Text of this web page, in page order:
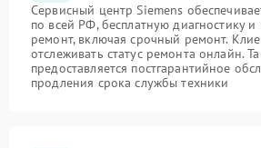
Сервисный центр Siemens
по всей РФ, бесплатную диагностику и
ремонт, включая срочный ремонт.
отслеживать статус ремонта онлайн.
предоставляется постгарантийное
продления срока службы техники